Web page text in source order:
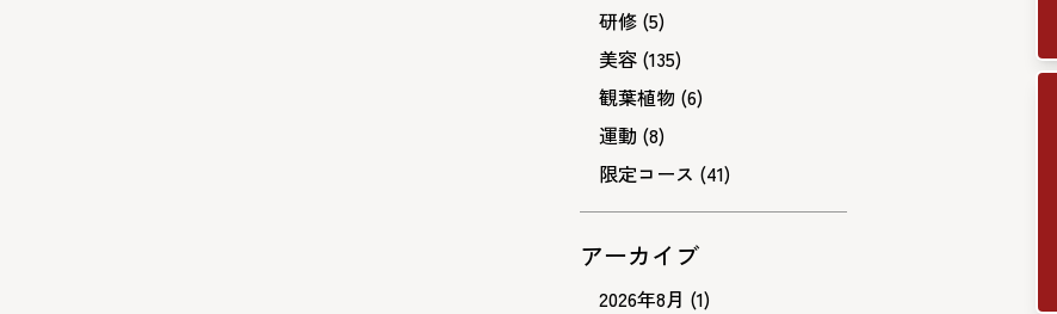
研修 (5)
美容 (135)
観葉植物 (6)
運動 (8)
限定コース (41)
アーカイブ
2026年8月 (1)